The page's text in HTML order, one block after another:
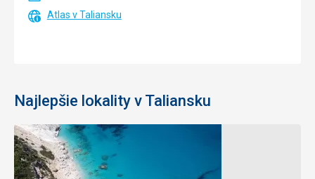
Atlas v Taliansku
Najlepšie lokality v Taliansku